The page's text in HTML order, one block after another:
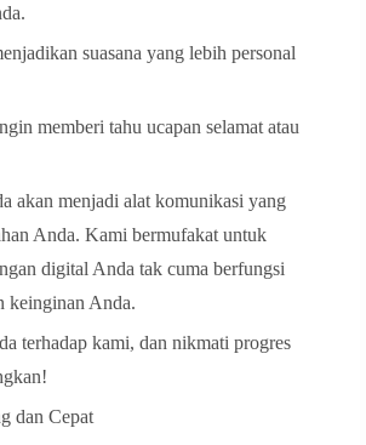
suasana yang lebih personal
memberi tahu ucapan selamat atau
akan menjadi alat komunikasi yang
Anda. Kami bermufakat untuk
digital Anda tak cuma berfungsi
keinginan Anda.
terhadap kami, dan nikmati progres
dan Cepat